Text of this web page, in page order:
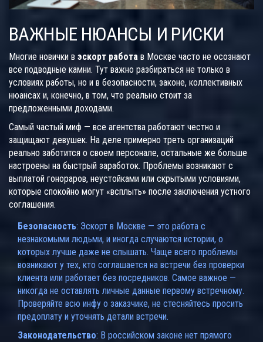
ВАЖНЫЕ НЮАНСЫ И РИСКИ
Многие новички в эскорт работа в Москве часто не осознают
все подводные камни. Тут важно разбираться не только в
условиях работы, но и в безопасности, законе, коллективных
нюансах и, конечно, в том, что реально стоит за
предложенными доходами.
Самый частый миф — все агентства работают честно и
защищают девушек. На деле примерно треть организаций
реально заботится о своем персонале, остальные же больше
настроены на быстрый заработок. Проблемы возникают с
выплатой гонораров, неустойками или скрытыми условиями,
которые спокойно могут «всплыть» после заключения устного
соглашения.
Безопасность: Эскорт в Москве — это работа с
незнакомыми людьми, и иногда случаются истории, о
которых лучше даже не слышать. Чаще всего проблемы
возникают у тех, кто соглашается на встречи без проверки
клиента или работает без посредников. Самое важное —
никогда не оставлять личные данные первому встречному.
Проверяйте всю инфу о заказчике, не стесняйтесь просить
предоплату и уточнять детали встречи.
Законодательство: В российском законе нет прямого